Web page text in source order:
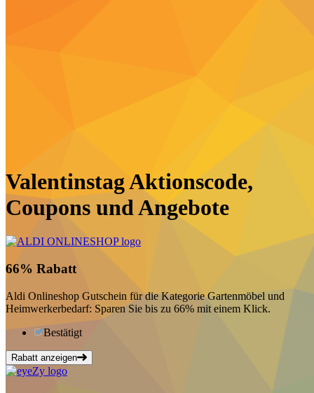
Valentinstag Aktionscode,
Coupons und Angebote
66% Rabatt
Aldi Onlineshop Gutschein für die Kategorie Gartenmöbel und
Heimwerkerbedarf: Sparen Sie bis zu 66% mit einem Klick.
Bestätigt
Rabatt anzeigen